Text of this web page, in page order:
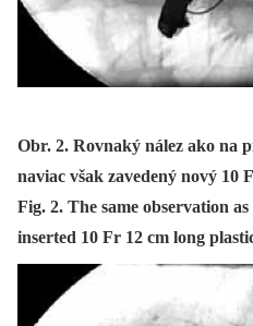
Obr. 2. Rovnaký nález ako na
naviac však zavedený nový 10
Fig. 2. The same observation
inserted 10 Fr 12 cm long